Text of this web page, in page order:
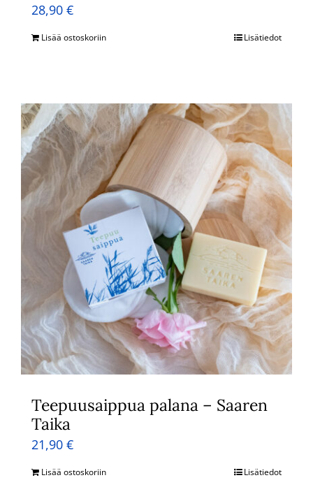
28,90 €
Lisää ostoskoriin Lisätiedot
Teepuusaippua palana – Saaren
Taika
21,90 €
Lisää ostoskoriin Lisätiedot